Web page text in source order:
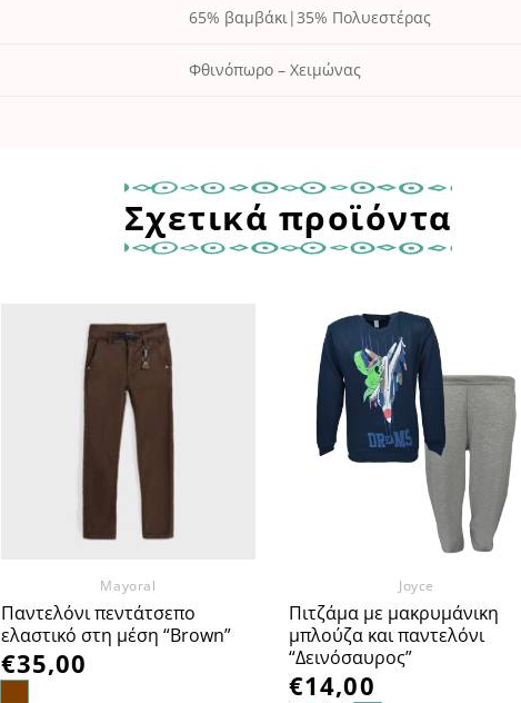
65% βαμβάκι|35% Πολυεστέρας
Φθινόπωρο – Χειμώνας
Σχετικά προϊόντα
Αγαπημένα
Mayoral
Παντελόνι πεντάτσεπο
ελαστικό στη μέση “Brown”
€35,00
Προσθήκη
Αγαπημένα
Joyce
Πιτζάμα με μακρυμάνικη
μπλούζα και παντελόνι
“Δεινόσαυρος”
€14,00